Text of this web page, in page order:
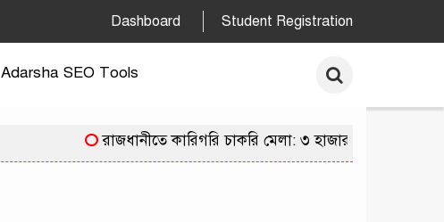
Dashboard Student Registration
Adarsha SEO Tools
রাজধানীতে কারিগরি চাকরি মেলা: ৩ হাজার পদে নিয়োগের